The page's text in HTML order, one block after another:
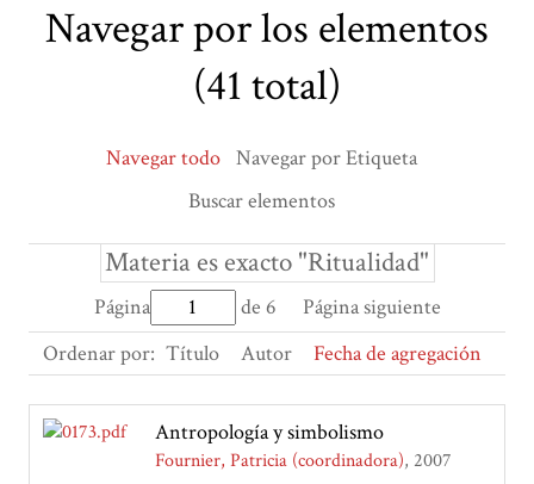
Navegar por los elementos
(41 total)
Navegar todo Navegar por Etiqueta
Buscar elementos
Materia es exacto "Ritualidad"
Página de 6
Página siguiente
Ordenar por: Título Autor Fecha de agregación
Antropología y simbolismo
Fournier, Patricia (coordinadora) 2007